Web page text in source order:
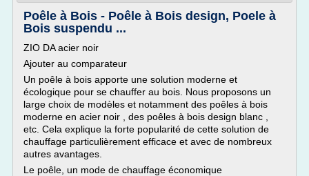
Poêle à Bois - Poêle à Bois design, Poele à
Bois suspendu ...
ZIO DA acier noir
Ajouter au comparateur
Un poêle à bois apporte une solution moderne et
écologique pour se chauffer au bois. Nous proposons un
large choix de modèles et notamment des poêles à bois
moderne en acier noir , des poêles à bois design blanc ,
etc. Cela explique la forte popularité de cette solution de
chauffage particulièrement efficace et avec de nombreux
autres avantages.
Le poêle, un mode de chauffage économique